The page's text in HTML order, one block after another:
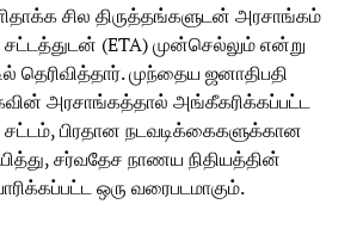
சில திருத்தங்களுடன் அரசாங்கம்
(ETA) முன்செல்லும் என்று
தெரிவித்தார். முந்தைய ஜனாதிபதி
அரசாங்கத்தால் அங்கீகரிக்கப்பட்ட
பிரதான நடவடிக்கைகளுக்கான
சர்வதேச நாணய நிதியத்தின்
ஒரு வரைபடமாகும்.